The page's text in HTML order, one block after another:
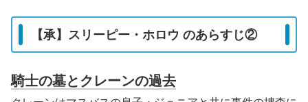
【承】スリーピー・ホロウ のあらすじ②
騎士の墓とクレーンの過去